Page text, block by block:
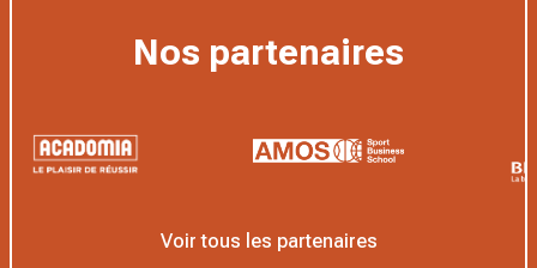
Nos partenaires
Voir tous les partenaires